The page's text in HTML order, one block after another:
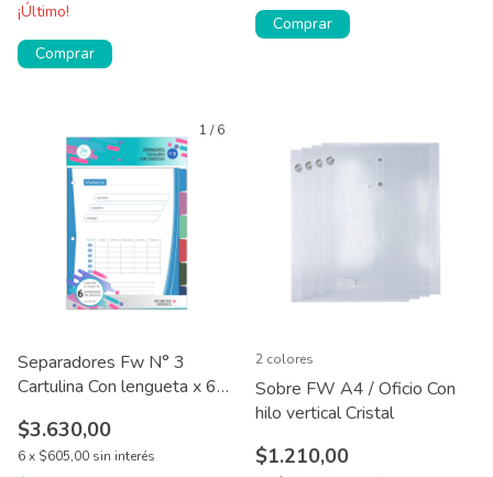
¡Último!
Comprar
Comprar
1 /6
Separadores Fw N° 3
Cartulina Con lengueta x 6
$3.630,00
6x $605,00 sin interés
Sobre FW A4 / Oficio Con
hilo vertical Cristal
$1.210,00
2 colores